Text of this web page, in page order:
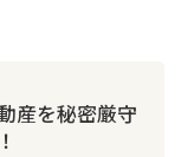
産を秘密厳守